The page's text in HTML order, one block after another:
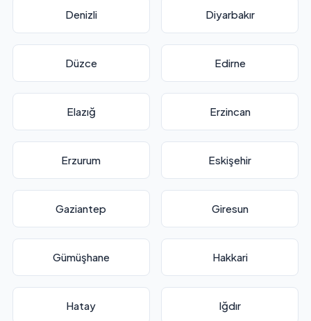
Denizli Diyarbakır
Düzce Edirne
Elazığ Erzincan
Erzurum Eskişehir
Gaziantep Giresun
Gümüşhane Hakkari
Hatay Iğdır